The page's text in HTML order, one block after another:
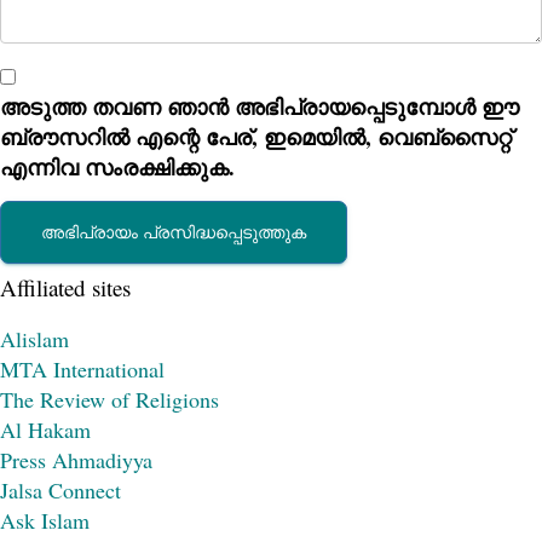
അടുത്ത തവണ ഞാൻ അഭിപ്രായപ്പെടുമ്പോൾ ഈ
ബ്രൗസറിൽ എന്റെ പേര്, ഇമെയിൽ, വെബ്സൈറ്റ്
എന്നിവ സംരക്ഷിക്കുക.
Affiliated sites
Alislam
MTA International
The Review of Religions
Al Hakam
Press Ahmadiyya
Jalsa Connect
Ask Islam